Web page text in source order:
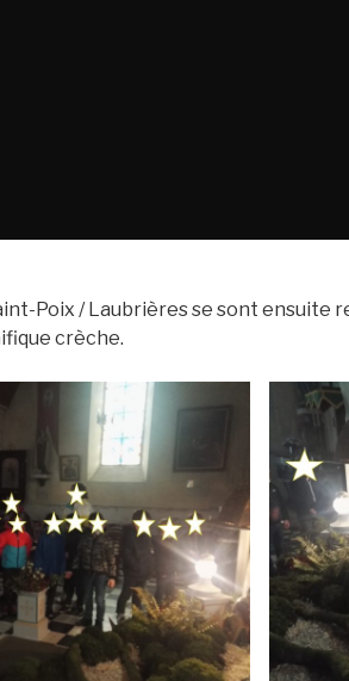
Poix / Laubrières se sont ensuite
crèche.